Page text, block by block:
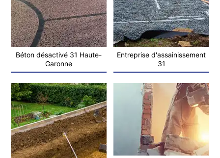
Béton désactivé 31 Haute-
Garonne
Entreprise d'assainissement
31